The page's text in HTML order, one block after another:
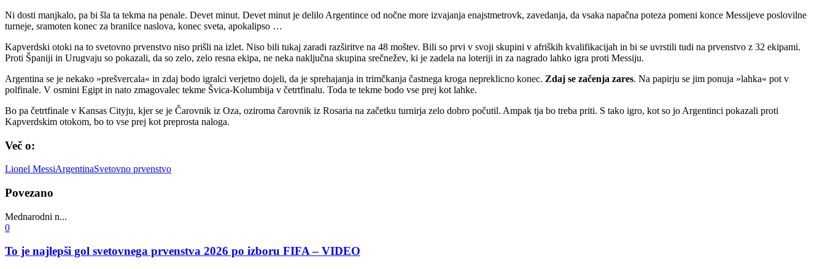
Ni dosti manjkalo, pa bi šla ta tekma na penale. Devet minut. Devet minut je delilo Argentince od nočne more izvajanja enajstmetrovk, zavedanja, da vsaka napačna poteza pomeni konce Messijeve poslovilne
turneje, sramoten konec za branilce naslova, konec sveta, apokalipso …
Kapverdski otoki na to svetovno prvenstvo niso prišli na izlet. Niso bili tukaj zaradi razširitve na 48 moštev. Bili so prvi v svoji skupini v afriških kvalifikacijah in bi se uvrstili tudi na prvenstvo z 32 ekipami.
Proti Španiji in Urugvaju so pokazali, da so zelo, zelo resna ekipa, ne neka naključna skupina srečnežev, ki je zadela na loteriji in za nagrado lahko igra proti Messiju.
Argentina se je nekako »prešvercala« in zdaj bodo igralci verjetno dojeli, da je sprehajanja in trimčkanja častnega kroga nepreklicno konec. Zdaj se začenja zares. Na papirju se jim ponuja »lahka« pot v
polfinale. V osmini Egipt in nato zmagovalec tekme Švica-Kolumbija v četrtfinalu. Toda te tekme bodo vse prej kot lahke.
Bo pa četrtfinale v Kansas Cityju, kjer se je Čarovnik iz Oza, oziroma čarovnik iz Rosaria na začetku turnirja zelo dobro počutil. Ampak tja bo treba priti. S tako igro, kot so jo Argentinci pokazali proti
Kapverdskim otokom, bo to vse prej kot preprosta naloga.
Več o:
Lionel MessiArgentinaSvetovno prvenstvo
Povezano
Mednarodni n...
0
To je najlepši gol svetovnega prvenstva 2026 po izboru FIFA – VIDEO